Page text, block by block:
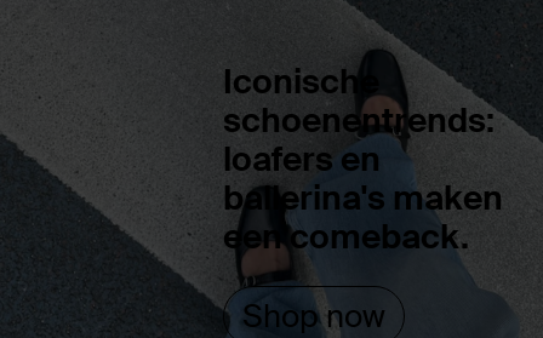
Iconische
schoenentrends:
loafers en
ballerina's maken
een comeback.
Shop now